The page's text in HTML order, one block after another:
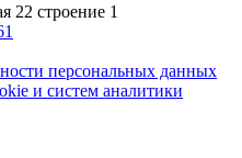
22 строение 1
персональных данных
и систем аналитики